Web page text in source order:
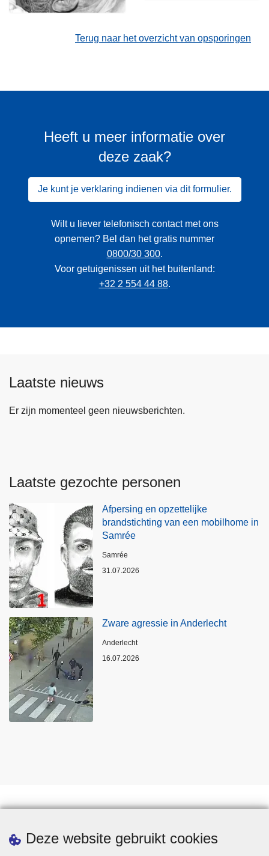
Deze website gebruikt cookies
Terug naar het overzicht van opsporingen
Heeft u meer informatie over
deze zaak?
Je kunt je verklaring indienen via dit formulier.
Wilt u liever telefonisch contact met ons
opnemen? Bel dan het gratis nummer
0800/30 300.
Voor getuigenissen uit het buitenland:
+32 2 554 44 88.
Laatste nieuws
Er zijn momenteel geen nieuwsberichten.
Laatste gezochte personen
Afpersing en opzettelijke
brandstichting van een mobilhome in
Samrée
Plaats
Samrée
31.07.2026
Zware agressie in Anderlecht
Plaats
Anderlecht
16.07.2026